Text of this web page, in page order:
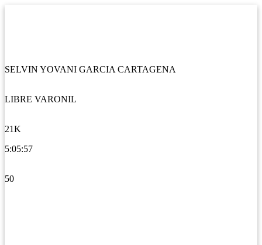
SELVIN YOVANI GARCIA CARTAGENA
LIBRE VARONIL
21K
5:05:57
50